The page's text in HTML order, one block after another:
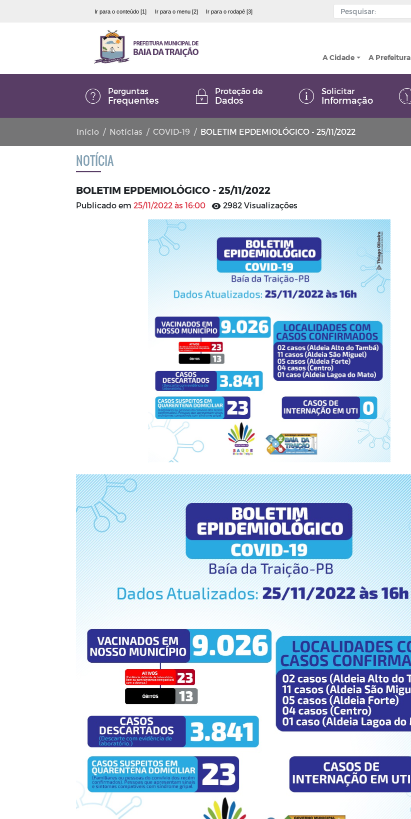
Ir para o conteúdo [1] Ir para o menu [2] Ir para o rodapé [3]
A Cidade A Prefeitura
Perguntas
Frequentes
Proteção de
Dados
Solicitar
Informação
Início Notícias COVID-19 BOLETIM EPDEMIOLÓGICO - 25/11/2022
NOTÍCIA
BOLETIM EPDEMIOLÓGICO - 25/11/2022
Publicado em 25/11/2022 às 16:00 2982 Visualizações